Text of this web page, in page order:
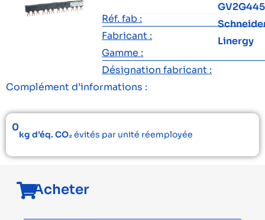
Réf. fab :
GV2G445
Fabricant :
Gamme :
Linergy
Désignation fabricant :
Complément d’informations :
0
kg d’éq. CO₂évités par unité réemployée
Acheter